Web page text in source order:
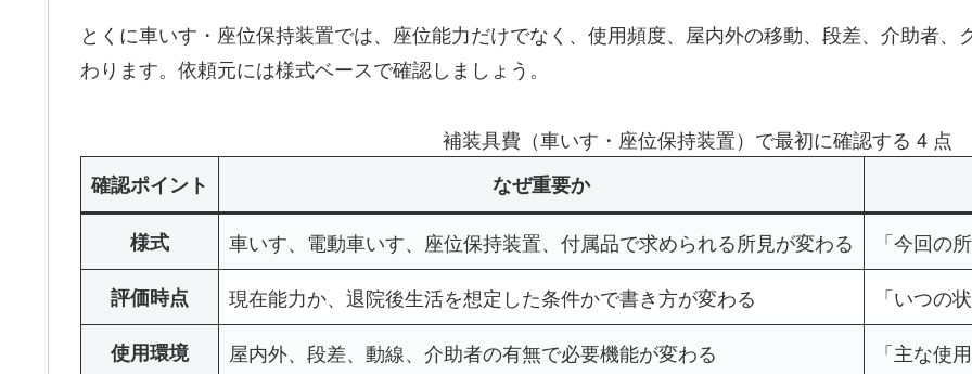
とくに車いす・座位保持装置では、座位能力だけでなく、使用頻度、屋内外の移動、段差、介助者
わります。依頼元には様式ベースで確認しましょう。
補装具費（車いす・座位保持装置）で最初に確認する 4 点
確認ポイント
なぜ重要か
様式 車いす、電動車いす、座位保持装置、付属品で求められる所見が変わる
「今回の
評価時点
現在能力か、退院後生活を想定した条件かで書き方が変わる
「いつの
使用環境
屋内外、段差、動線、介助者の有無で必要機能が変わる
「主な使